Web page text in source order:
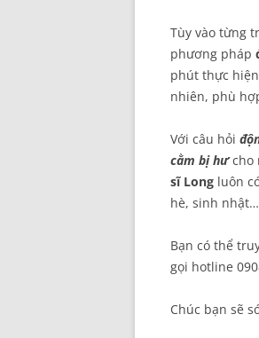
Tùy vào từng
phương pháp
phút thực
nhiên, phù
Với câu hỏi
cằm bị hưcho
sĩ Long luôn
hè, sinh nhật…
Bạn có thể
gọi hotline
Chúc bạn sẽ